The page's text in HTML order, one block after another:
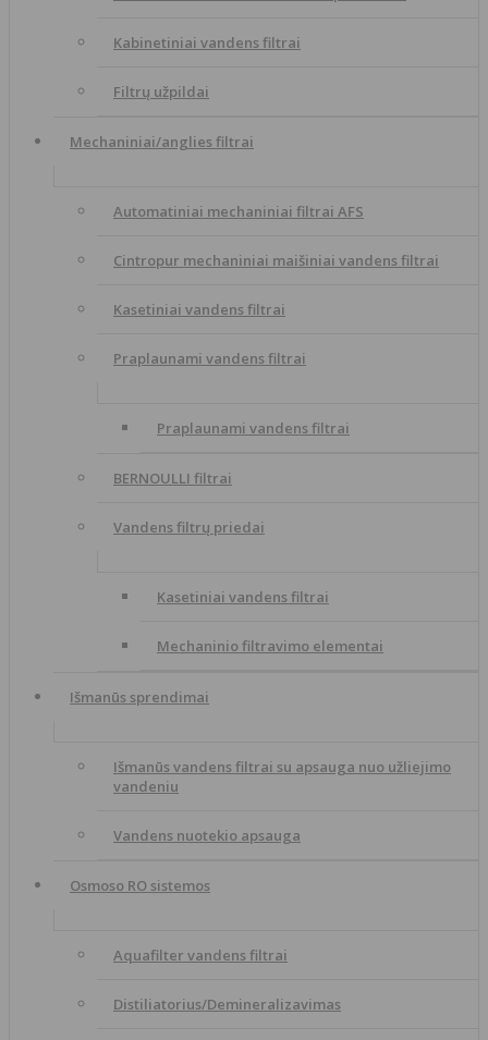
Kabinetiniai vandens filtrai
Filtrų užpildai
Mechaniniai/anglies filtrai
Automatiniai mechaniniai filtrai AFS
Cintropur mechaniniai maišiniai vandens filtrai
Kasetiniai vandens filtrai
Praplaunami vandens filtrai
Praplaunami vandens filtrai
BERNOULLI filtrai
Vandens filtrų priedai
Kasetiniai vandens filtrai
Mechaninio filtravimo elementai
Išmanūs sprendimai
Išmanūs vandens filtrai su apsauga nuo užliejimo
vandeniu
Vandens nuotekio apsauga
Osmoso RO sistemos
Aquafilter vandens filtrai
Distiliatorius/Demineralizavimas